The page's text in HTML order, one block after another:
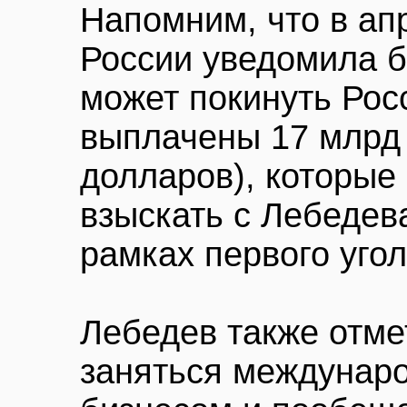
Напомним, что в
России уведомила
может покинуть
выплачены 17
долларов), которые
взыскать с
рамках первого
Лебедев также
заняться